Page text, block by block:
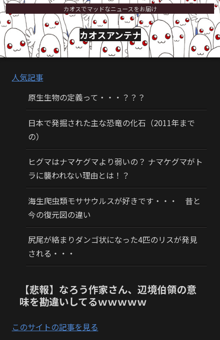
カオスでマッドなニュースをお届け
カオスアンテナ
人気記事
原生生物の定義って・・・？？？
日本で発掘された主な恐竜の化石（2011年まで
の）
ヒグマはナマケグマより弱いの？ ナマケグマがト
ラに襲われない理由とは！？
海生爬虫類モササウルスが好きです・・・ 昔と
今の復元図の違い
尻尾が絡まりダンゴ状になった4匹のリスが発見
される・・・
【悲報】なろう作家さん、辺境伯領の意
味を勘違いしてるｗｗｗｗｗ
このサイトの記事を見る